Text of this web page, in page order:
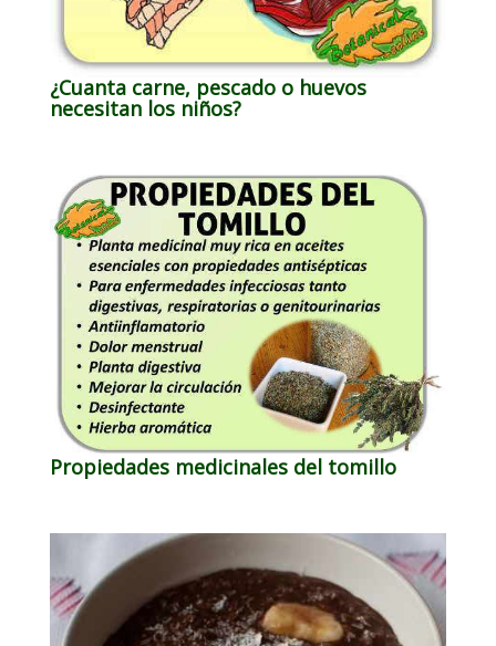
¿Cuanta carne, pescado o huevos
necesitan los niños?
Propiedades medicinales del tomillo